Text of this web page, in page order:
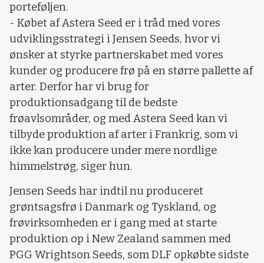
porteføljen.
- Købet af Astera Seed er i tråd med vores
udviklingsstrategi i Jensen Seeds, hvor vi
ønsker at styrke partnerskabet med vores
kunder og producere frø på en større pallette af
arter. Derfor har vi brug for
produktionsadgang til de bedste
frøavlsområder, og med Astera Seed kan vi
tilbyde produktion af arter i Frankrig, som vi
ikke kan producere under mere nordlige
himmelstrøg, siger hun.
Jensen Seeds har indtil nu produceret
grøntsagsfrø i Danmark og Tyskland, og
frøvirksomheden er i gang med at starte
produktion op i New Zealand sammen med
PGG Wrightson Seeds, som DLF opkøbte sidste